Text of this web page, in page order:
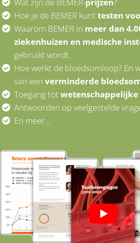
Hoe je de BEMER kunttesten
Waarom BEMER in meer dan
ziekenhuizen en medische
gebruikt wordt.
Hoe werkt de bloedsomloop? En
van een verminderde
Toegang tot
Antwoorden op veelgestelde
En meer...